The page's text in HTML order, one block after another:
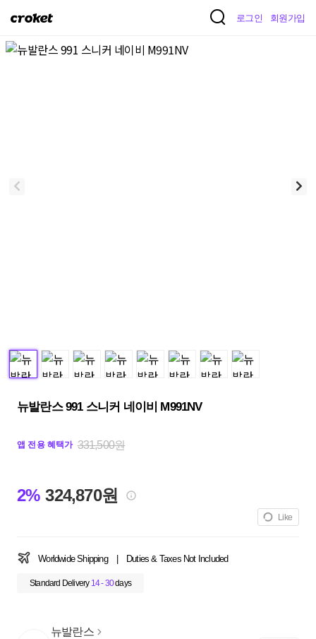
크
켓
로그인 회원가입
뉴발란스 991 스니커 네이비 M991NV
앱 전용 혜택가 331,500원
2% 324,870원
Like
Worldwide Shipping Duties & Taxes Not Included
Standard Delivery 14 - 30days
뉴발란스